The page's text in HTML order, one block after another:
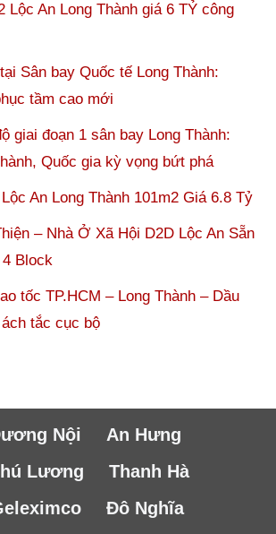
Lộc An Long Thành giá 6 TỶ công
Sân bay Quốc tế Long Thành:
tầm cao mới
giai đoạn 1 sân bay Long Thành:
Quốc gia kỳ vọng bứt phá
An Long Thành 101m2 Giá 6.8 Tỷ
– Nhà Ở Xã Hội D2D Lộc An Sẵn
Block
tốc TP.HCM – Long Thành – Dầu
tắc cục bộ
Nội
An Hưng
Lương
Thanh Hà
Đô Nghĩa